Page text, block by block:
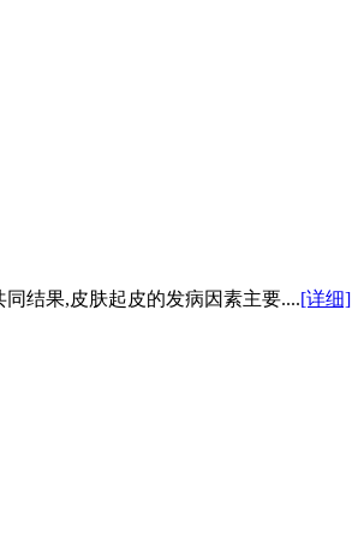
结果,皮肤起皮的发病因素主要....[详细]